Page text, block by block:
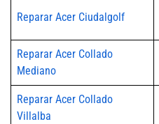
Reparar Acer Ciudalgolf
Reparar Acer Collado
Mediano
Reparar Acer Collado
Villalba